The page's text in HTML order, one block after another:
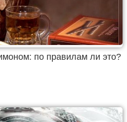
по правилам ли это?